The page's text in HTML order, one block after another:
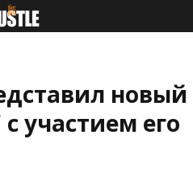
новый
участием его